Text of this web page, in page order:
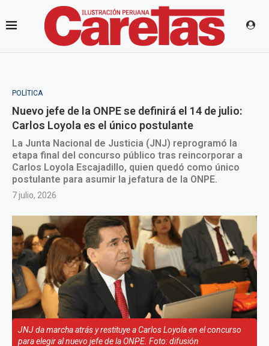
POLÍTICA
Nuevo jefe de la ONPE se definirá el 14 de julio:
Carlos Loyola es el único postulante
La Junta Nacional de Justicia (JNJ) reprogramó la
etapa final del concurso público tras reincorporar a
Carlos Loyola Escajadillo, quien quedó como único
postulante para asumir la jefatura de la ONPE.
7 julio, 2026
JNJ da marcha atrás y restituye a Carlos Loyola en el concurso
para elegir al nuevo jefe de la ONPE. Foto: difusión